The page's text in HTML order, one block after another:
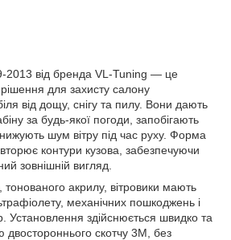
2013 від бренда VL-Tuning — це
для захисту салону
від дощу, снігу та пилу. Вони дають
за будь-якої погоди, запобігають
шум вітру під час руху. Форма
контури кузова, забезпечуючи
зовнішній вигляд.
тонованого акрилу, вітровики мають
механічних пошкоджень і
Установлення здійснюється швидко та
скотчу 3M, без